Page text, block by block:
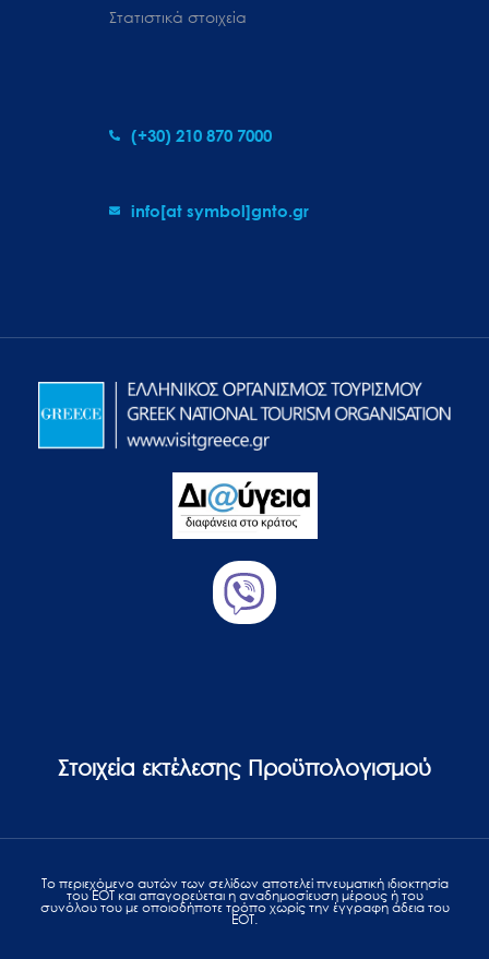
Στατιστικά στοιχεία
(+30) 210 870 7000
info[at symbol]gnto.gr
Στοιχεία εκτέλεσης Προϋπολογισμού
Το περιεχόμενο αυτών των σελίδων αποτελεί πvευματική ιδιοκτησία
του ΕΟΤ και απαγορεύεται η αναδημοσίευση μέρους ή του
συνόλου του με οποιοδήποτε τρόπο χωρίς την έγγραφη άδεια του
ΕΟΤ.